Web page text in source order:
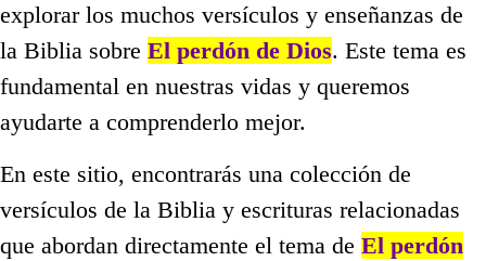
explorar los muchos versículos y enseñanzas de
la Biblia sobre El perdón de Dios. Este tema es
fundamental en nuestras vidas y queremos
ayudarte a comprenderlo mejor.
En este sitio, encontrarás una colección de
versículos de la Biblia y escrituras relacionadas
que abordan directamente el tema de El perdón